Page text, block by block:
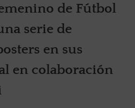
de Fútbol
serie de
en sus
en colaboración